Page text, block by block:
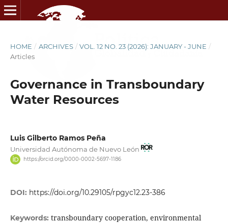
HOME / ARCHIVES / VOL. 12 NO. 23 (2026): JANUARY - JUNE /
Articles
Governance in Transboundary
Water Resources
Luis Gilberto Ramos Peña
Universidad Autónoma de Nuevo León
https://orcid.org/0000-0002-5697-1186
DOI: https://doi.org/10.29105/rpgyc12.23-386
Keywords: transboundary cooperation, environmental